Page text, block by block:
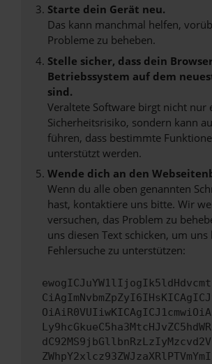
Starte dein Gerät neu.
Das kann manchmal helfen,
Probleme zu beheben.
Stelle sicher, dass dein
Betriebssystem auf dem
sind.
Veraltete Software birgt nicht nur
Sicherheitsrisiko, sondern kann
führen, dass bestimmte
unterstützt werden.
Wende dich an den
Wenn du alle oben genannten
hast, kontaktiere uns bitte. Wir
versuchen, das Problem zu
uns diesen Text schicken, um uns
Fehlersuche zu unterstützen: